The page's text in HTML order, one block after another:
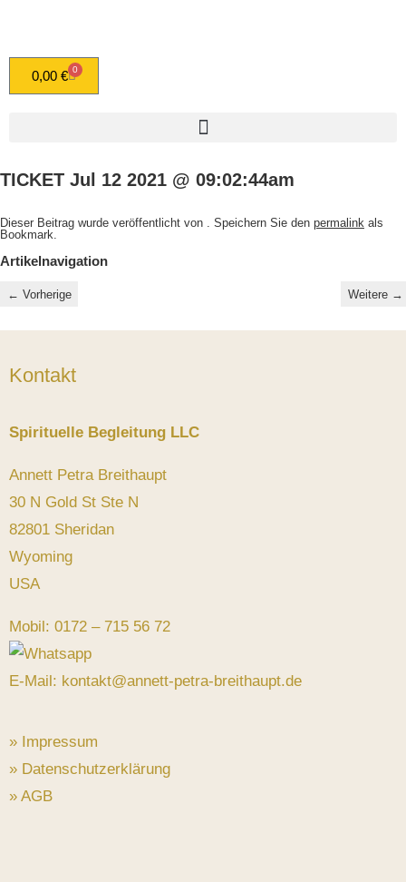
0,00 € 0
TICKET Jul 12 2021 @ 09:02:44am
Dieser Beitrag wurde veröffentlicht von . Speichern Sie den permalink als
Bookmark.
Artikelnavigation
← Vorherige Weitere →
Kontakt
Spirituelle Begleitung LLC
Annett Petra Breithaupt
30 N Gold St Ste N
82801 Sheridan
Wyoming
USA
Mobil: 0172 – 715 56 72
E-Mail: kontakt@annett-petra-breithaupt.de
» Impressum
» Datenschutzerklärung
» AGB